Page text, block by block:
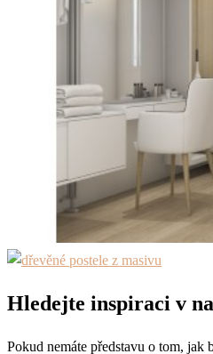
Hledejte inspiraci v
Pokud nemáte představu o tom, jak